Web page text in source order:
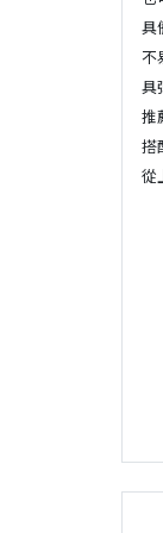
具
不
具
推
搭
從